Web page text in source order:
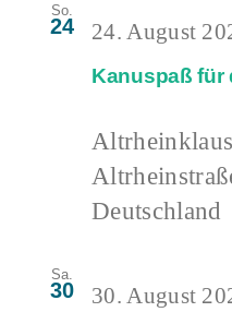
So.
24
Kanuspaß für
24. August
Deutschland
Sa.
30 30. August